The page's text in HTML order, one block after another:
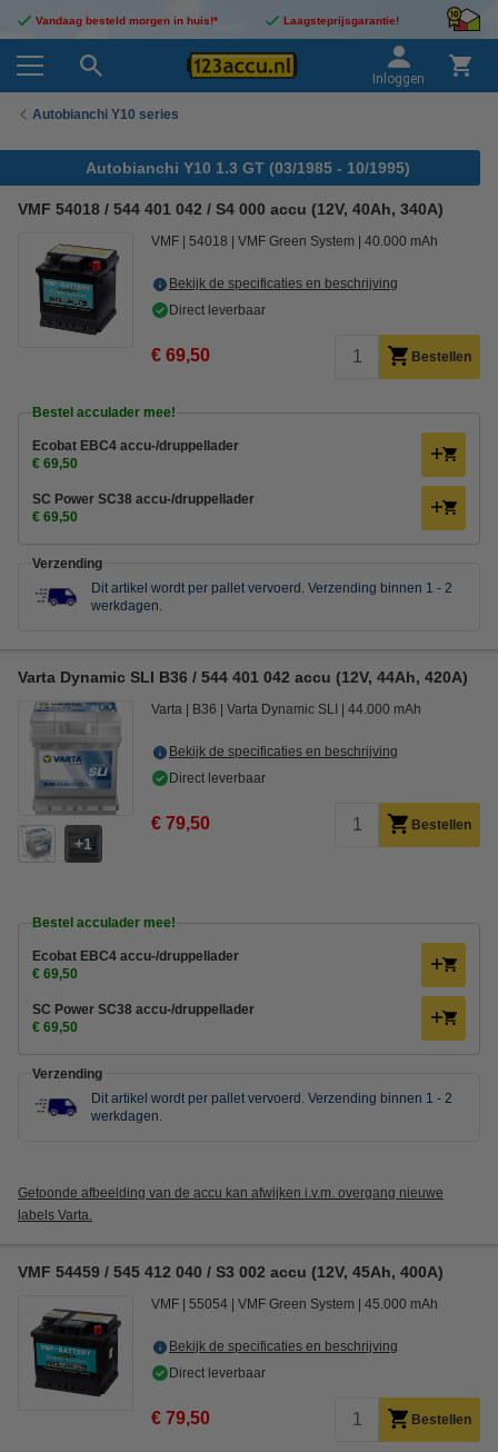
Vandaag besteld morgen in huis!* Laagsteprijsgarantie!
Inloggen
Autobianchi Y10 series
Autobianchi Y10 1.3 GT (03/1985 - 10/1995)
VMF 54018 / 544 401 042 / S4 000 accu (12V, 40Ah, 340A)
VMF 54018 VMF Green System 40.000 mAh
Bekijk de specificaties en beschrijving
Direct leverbaar
€ 69,50 Bestellen
Bestel acculader mee!
Ecobat EBC4 accu-/druppellader
€ 69,50
SC Power SC38 accu-/druppellader
€ 69,50
Verzending
Dit artikel wordt per pallet vervoerd. Verzending binnen 1 - 2
werkdagen.
Varta Dynamic SLI B36 / 544 401 042 accu (12V, 44Ah, 420A)
1
Varta B36 Varta Dynamic SLI 44.000 mAh
Bekijk de specificaties en beschrijving
Direct leverbaar
€ 79,50 Bestellen
Bestel acculader mee!
Ecobat EBC4 accu-/druppellader
€ 69,50
SC Power SC38 accu-/druppellader
€ 69,50
Verzending
Dit artikel wordt per pallet vervoerd. Verzending binnen 1 - 2
werkdagen.
Getoonde afbeelding van de accu kan afwijken i.v.m. overgang nieuwe
labels Varta.
VMF 54459 / 545 412 040 / S3 002 accu (12V, 45Ah, 400A)
VMF 55054 VMF Green System 45.000 mAh
Bekijk de specificaties en beschrijving
Direct leverbaar
€ 79,50 Bestellen